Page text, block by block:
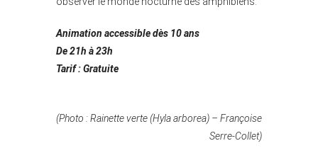
Animation accessible dès 10 ans
De 21h à 23h
Tarif : Gratuite
(Photo : Rainette verte (Hyla arborea) – Françoise
Serre-Collet)